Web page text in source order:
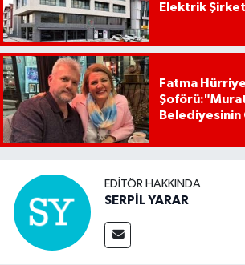
Elektrik
Fatma
Belediyesinin
EDITÖR HAKKINDA
SERPİL YARAR